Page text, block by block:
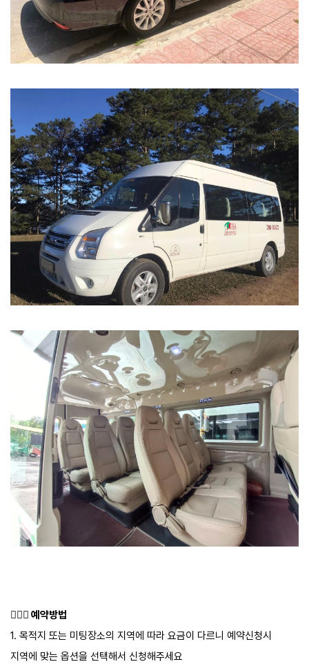
🙋🏿‍♂️ 예약방법
1. 목적지 또는 미팅장소의 지역에 따라 요금이 다르니 예약신청시
지역에 맞는 옵션을 선택해서 신청해주세요